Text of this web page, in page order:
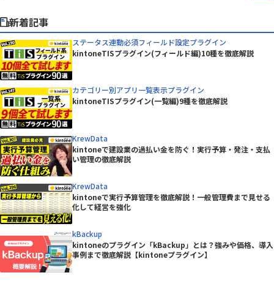
新着記事
ステータス連動必須フィールド設定プラグイン
kintoneTISプラグイン(フィールド編)10種を徹底解説
カテゴリー別アプリ一覧表示プラグイン
kintoneTISプラグイン(一覧編)9種を徹底解説
KrewData
kintoneで建設業の過払い金を防ぐ！実行予算・発注・支払
い管理の徹底解説
KrewData
kintoneで実行予算管理を徹底解説！一般管理費まで見せる
化して経営を強化
kBackup
kintoneのプラグイン「kBackup」とは？強みや価格、導入
事例まで徹底解説【kintoneプラグイン】